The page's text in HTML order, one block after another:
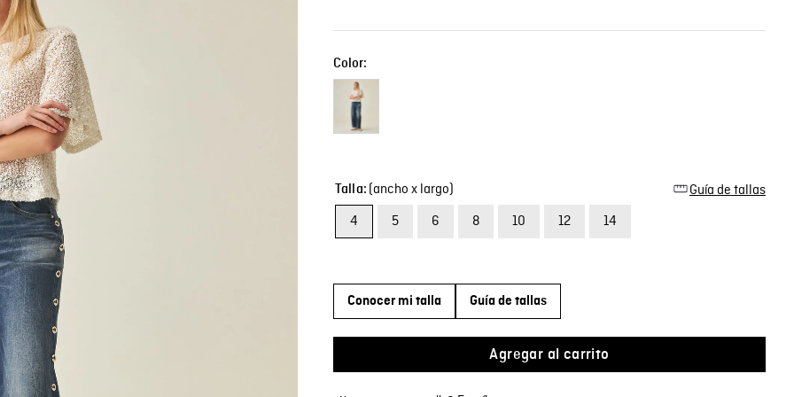
Color:
Guía de tallas
Talla
4 5 6 8 10 12 14
(ancho x largo)
Conocer mi talla Guía de tallas
Agregar al carrito